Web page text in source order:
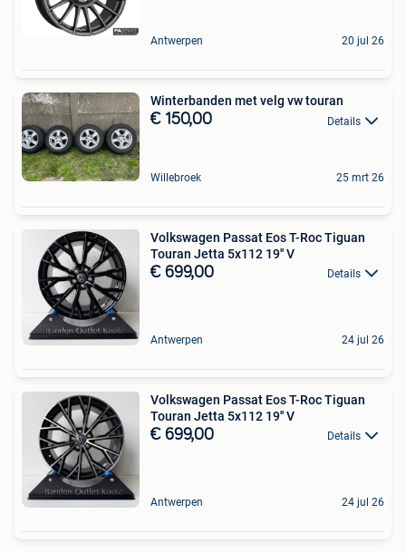
Antwerpen 20 jul 26
Winterbanden met velg vw touran
€ 150,00 Details
Willebroek 25 mrt 26
Volkswagen Passat Eos T-Roc Tiguan
Touran Jetta 5x112 19'' V
€ 699,00 Details
Antwerpen 24 jul 26
Volkswagen Passat Eos T-Roc Tiguan
Touran Jetta 5x112 19'' V
€ 699,00 Details
Antwerpen 24 jul 26